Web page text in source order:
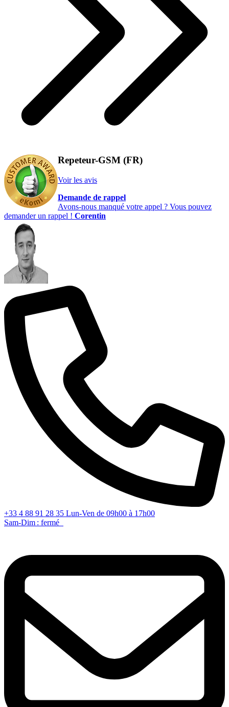
Repeteur-GSM (FR)
Voir les avis
Demande de rappel
Avons-nous manqué votre appel ? Vous pouvez
demander un rappel ! Corentin
+33 4 88 91 28 35 Lun-Ven de 09h00 à 17h00
Sam-Dim : fermé